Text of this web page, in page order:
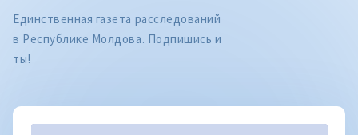
Единственная газета расследований
в Республике Молдова. Подпишись и
ты!